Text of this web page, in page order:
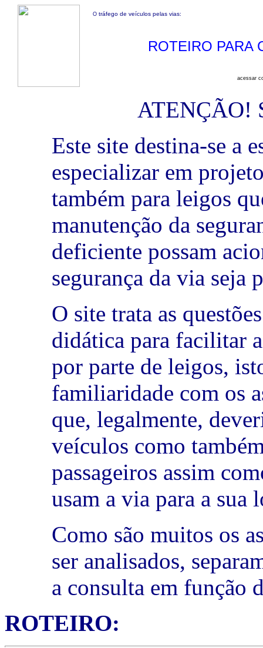
O tráfego de veículos pelas vias:
ROTEIRO PARA
acessar
ATENÇÃO!
Este site destina-se a
especializar em
também para leigos
manutenção da
deficiente possam
segurança da via seja
O site trata as
didática para facilitar
por parte de leigos,
familiaridade com os
que, legalmente,
veículos como
passageiros assim
usam a via para a sua
Como são muitos os
ser analisados,
a consulta em função
ROTEIRO: